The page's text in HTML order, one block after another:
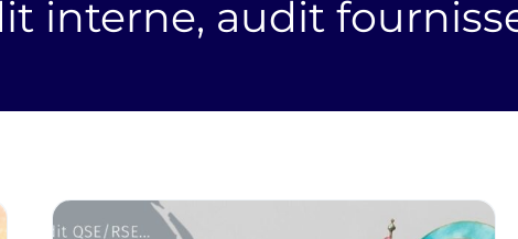
interne, audit